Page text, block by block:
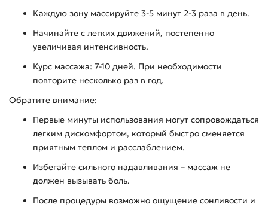
Каждую зону массируйте 3-5 минут 2-3 раза в день.
Начинайте с легких движений, постепенно
увеличивая интенсивность.
Курс массажа: 7-10 дней. При необходимости
повторите несколько раз в год.
Обратите внимание:
Первые минуты использования могут сопровождаться
легким дискомфортом, который быстро сменяется
приятным теплом и расслаблением.
Избегайте сильного надавливания – массаж не
должен вызывать боль.
После процедуры возможно ощущение сонливости и